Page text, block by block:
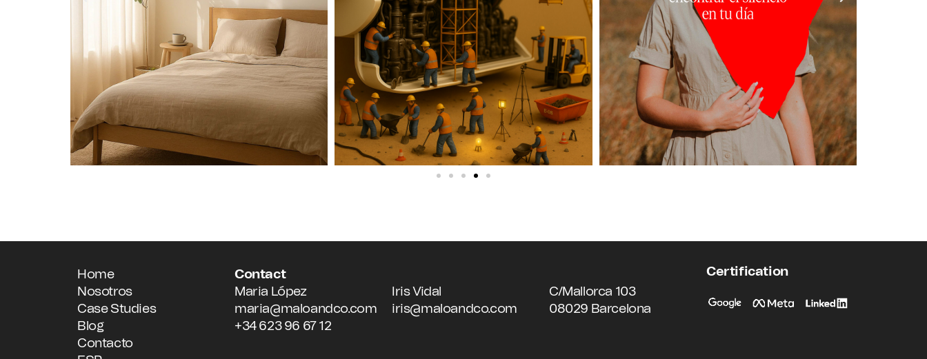
Home
Nosotros
Case Studies
Blog
Contacto
Contact
Maria López
maria@maloandco.com
+34 623 96 67 12
Iris Vidal
iris@maloandco.com
C/Mallorca 103
08029 Barcelona
Certification